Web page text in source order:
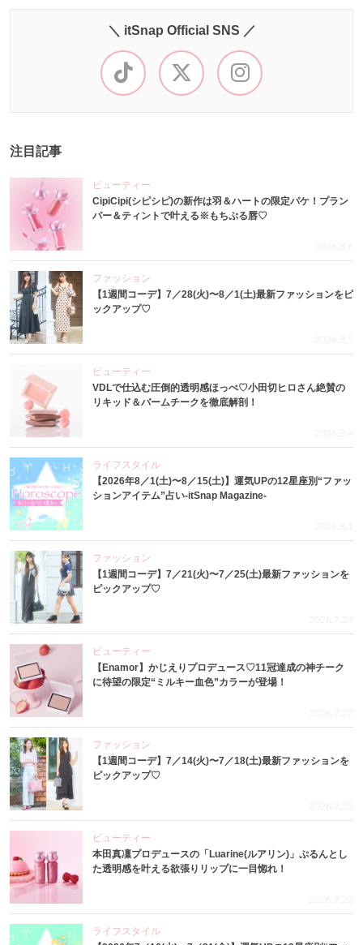
＼ itSnap Official SNS ／
注目記事
ビューティー
CipiCipi(シピシピ)の新作は羽＆ハートの限定パケ！プラン
パー＆ティントで叶える※もちぷる唇♡
2026.8.6
ファッション
【1週間コーデ】7／28(火)〜8／1(土)最新ファッションをピ
ックアップ♡
2026.8.5
ビューティー
VDLで仕込む圧倒的透明感ほっぺ♡小田切ヒロさん絶賛の
リキッド＆バームチークを徹底解剖！
2026.8.4
ライフスタイル
【2026年8／1(土)〜8／15(土)】運気UPの12星座別“ファッ
ションアイテム”占い-itSnap Magazine-
2026.8.1
ファッション
【1週間コーデ】7／21(火)〜7／25(土)最新ファッションを
ピックアップ♡
2026.7.29
ビューティー
【Enamor】かじえりプロデュース♡11冠達成の神チーク
に待望の限定“ミルキー血色”カラーが登場！
2026.7.27
ファッション
【1週間コーデ】7／14(火)〜7／18(土)最新ファッションを
ピックアップ♡
2026.7.23
ビューティー
本田真凜プロデュースの「Luarine(ルアリン)」ぷるんとし
た透明感を叶える欲張りリップに一目惚れ！
2026.7.22
ライフスタイル